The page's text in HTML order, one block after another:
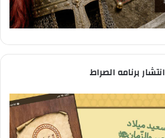
انتشار برنامه الصراط